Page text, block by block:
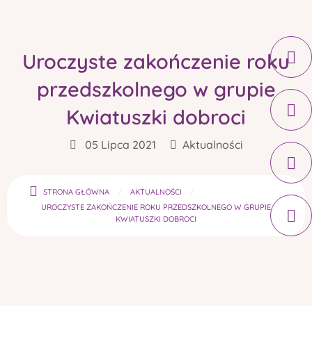
Uroczyste zakończenie roku
przedszkolnego w grupie
Kwiatuszki dobroci
05 Lipca 2021 Aktualności
STRONA GŁÓWNA
AKTUALNOŚCI
UROCZYSTE ZAKOŃCZENIE ROKU PRZEDSZKOLNEGO W GRUPIE
KWIATUSZKI DOBROCI